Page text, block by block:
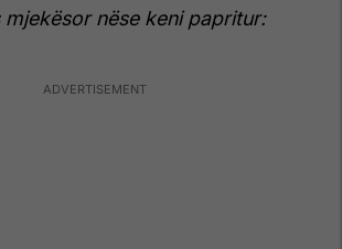
mjekësor nëse keni papritur: